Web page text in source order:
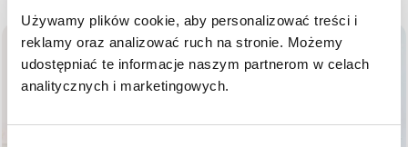
Używamy plików cookie, aby personalizować treści i
reklamy oraz analizować ruch na stronie. Możemy
udostępniać te informacje naszym partnerom w celach
analitycznych i marketingowych.
favorite_border